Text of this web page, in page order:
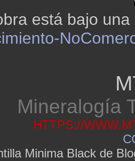
está bajo una
Mineralogía
HTTPS://
Minima Black de